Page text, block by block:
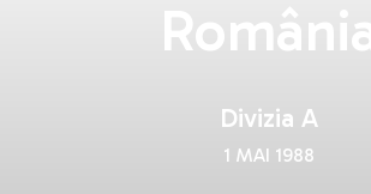
România
Divizia A
1 MAI 1988